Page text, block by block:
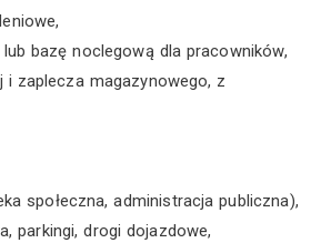
bazę noclegową dla pracowników,
zaplecza magazynowego, z
społeczna, administracja publiczna),
parkingi, drogi dojazdowe,